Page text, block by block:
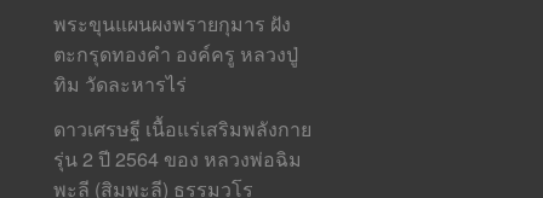
พระขุนแผนผงพรายกุมาร ฝัง
ตะกรุดทองคำ องค์ครู หลวงปู่
ทิม วัดละหารไร่
ดาวเศรษฐี เนื้อแร่เสริมพลังกาย
รุ่น 2 ปี 2564 ของ หลวงพ่อฉิม
พะลี (สิมพะลี) ธรรมวโร